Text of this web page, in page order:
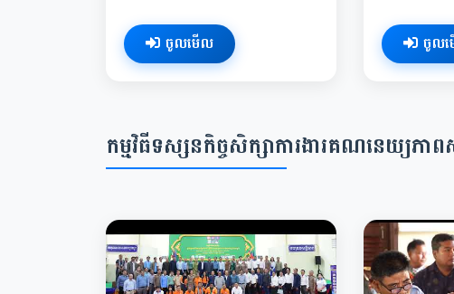
ចូលមើល ចូល
កម្មវិធីទស្សនកិច្ចសិក្សាការងារគណនេយ្យភា